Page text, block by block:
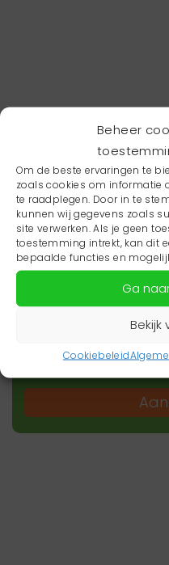
Beheer
Om de beste ervaringen te
zoals cookies om informatie
te raadplegen. Door in te
kunnen wij gegevens zoals
site verwerken. Als je geen
toestemming intrekt, kan dit
bepaalde functies en
Ga
Bekijk
Cookiebeleid
Wil je niets
Wil je op de hoogte
zorgnieuws in jouw
onze nieuwsbrief.